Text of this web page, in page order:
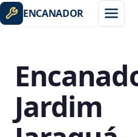
ENCANADOR
Jardim